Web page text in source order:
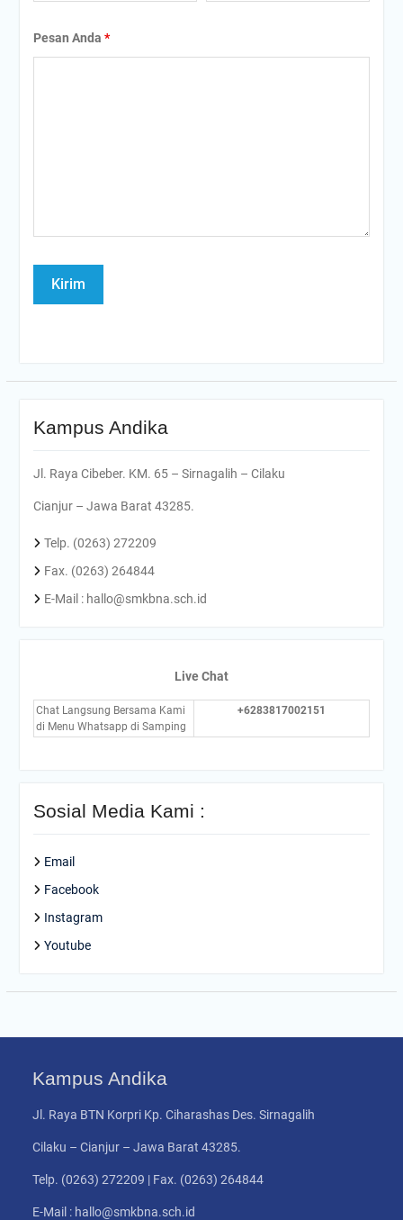
Pesan Anda *
Kampus Andika
Jl. Raya Cibeber. KM. 65 – Sirnagalih – Cilaku
Cianjur – Jawa Barat 43285.
Telp. (0263) 272209
Fax. (0263) 264844
E-Mail : hallo@smkbna.sch.id
Live Chat
Chat Langsung Bersama Kami
di Menu Whatsapp di Samping
+6283817002151
Sosial Media Kami :
Email
Facebook
Instagram
Youtube
Kampus Andika
Jl. Raya BTN Korpri Kp. Ciharashas Des. Sirnagalih
Cilaku – Cianjur – Jawa Barat 43285.
Telp. (0263) 272209 | Fax. (0263) 264844
E-Mail : hallo@smkbna.sch.id